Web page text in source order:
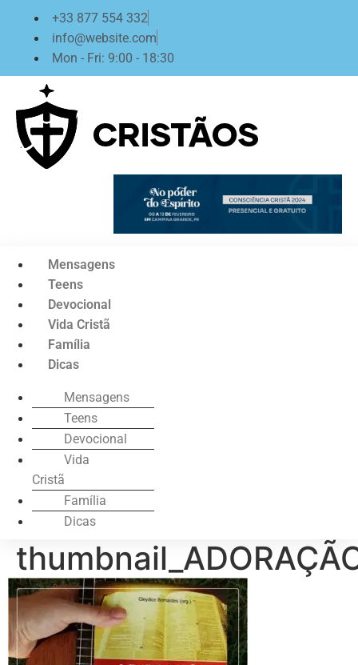
conteúdo
+33 877 554 332
info@website.com
Mon - Fri: 9:00 - 18:30
Mensagens
Teens
Devocional
Vida Cristã
Família
Dicas
Mensagens
Teens
Devocional
Vida
Cristã
Família
Dicas